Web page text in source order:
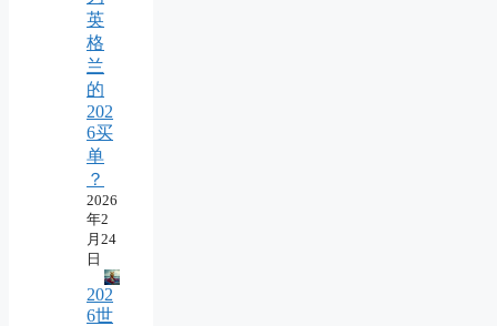
英
格
兰
的
202
6买
单
？
2026
年2
月24
日
202
6世